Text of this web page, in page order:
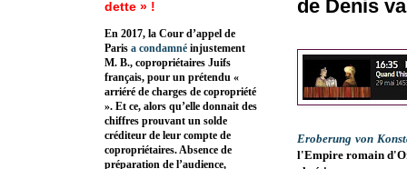
de Denis
Eroberung von
l'Empire romain
dette » !
En 2017, la Cour d’appel de
Paris a condamné injustement
M. B., copropriétaires Juifs
français, pour un prétendu «
arriéré de charges de copropriété
». Et ce, alors qu’elle donnait des
chiffres prouvant un solde
créditeur de leur compte de
copropriétaires. Absence de
préparation de l’audience,